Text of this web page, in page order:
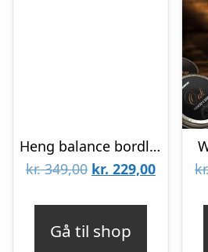
Heng balance bordlampe – sort
kr.349,00 Den
var:
kr. 229,00Den
Gå til shop